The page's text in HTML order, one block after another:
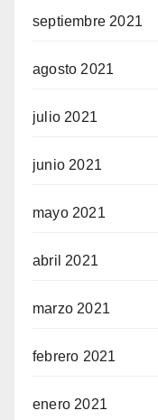
septiembre 2021
agosto 2021
julio 2021
junio 2021
mayo 2021
abril 2021
marzo 2021
febrero 2021
enero 2021